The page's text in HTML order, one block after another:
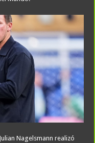
Nagelsmann realizó